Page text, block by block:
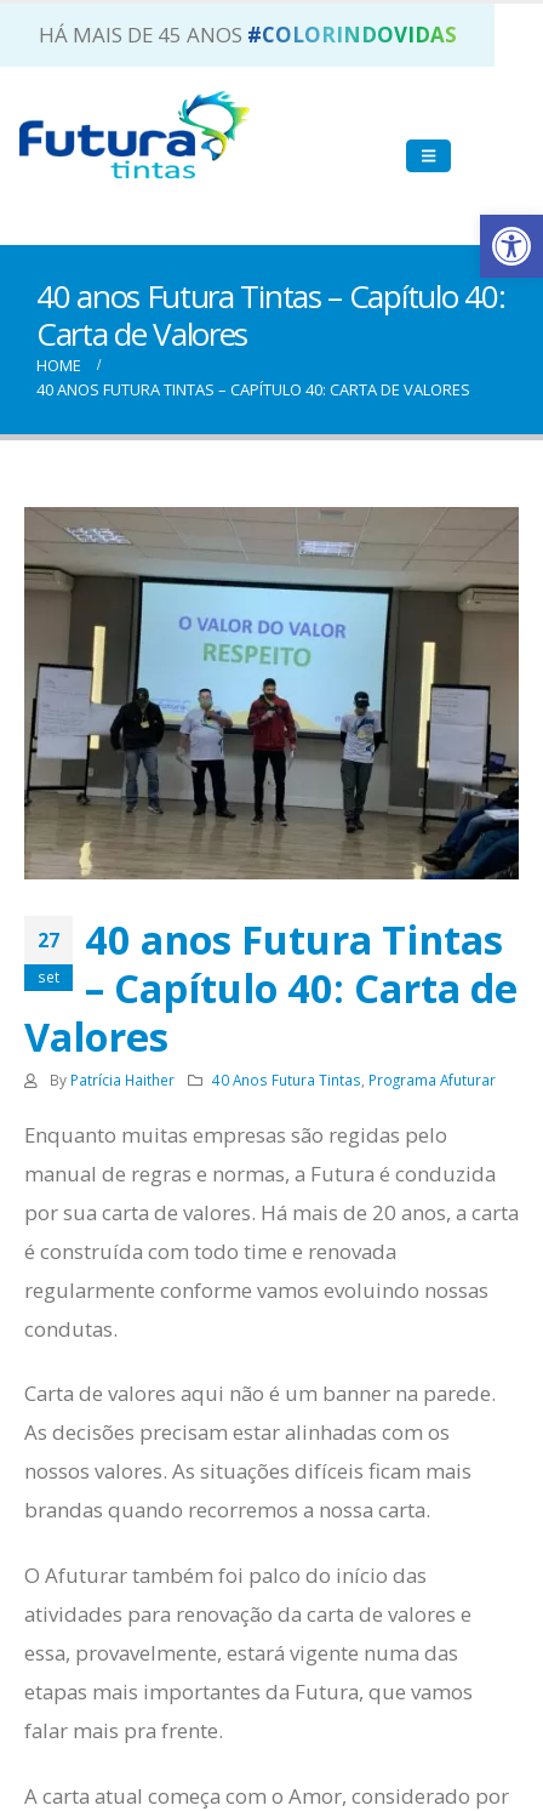
HÁ MAIS DE 45 ANOS #COLORINDOVIDAS
40 anos Futura Tintas – Capítulo 40:
Carta de Valores
HOME
40 ANOS FUTURA TINTAS – CAPÍTULO 40: CARTA DE VALORES
27
set
40 anos Futura Tintas
– Capítulo 40: Carta de
Valores
By Patrícia Haither 40 Anos Futura Tintas Programa Afuturar
Enquanto muitas empresas são regidas pelo
manual de regras e normas, a Futura é conduzida
por sua carta de valores. Há mais de 20 anos, a carta
é construída com todo time e renovada
regularmente conforme vamos evoluindo nossas
condutas.
Carta de valores aqui não é um banner na parede.
As decisões precisam estar alinhadas com os
nossos valores. As situações difíceis ficam mais
brandas quando recorremos a nossa carta.
O Afuturar também foi palco do início das
atividades para renovação da carta de valores e
essa, provavelmente, estará vigente numa das
etapas mais importantes da Futura, que vamos
falar mais pra frente.
A carta atual começa com o Amor, considerado por